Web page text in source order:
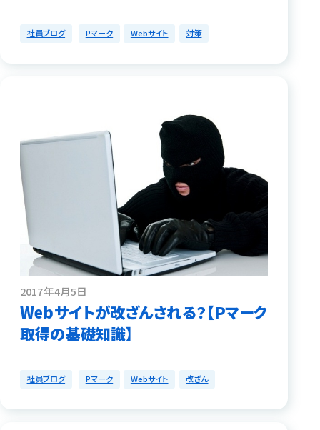
社員ブログ Pマーク Webサイト 対策
2017年4月5日
Webサイトが改ざんされる？【Ｐマーク
取得の基礎知識】
社員ブログ Pマーク Webサイト 改ざん